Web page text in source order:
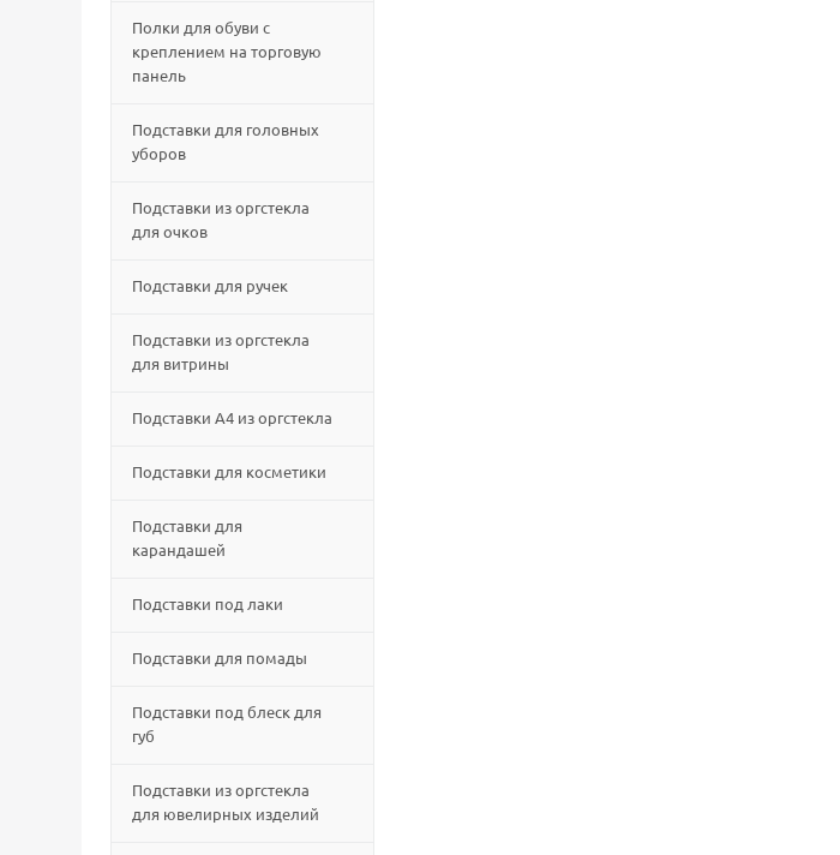
Полки для обуви с
креплением на торговую
панель
Подставки для головных
уборов
Подставки из оргстекла
для очков
Подставки для ручек
Подставки из оргстекла
для витрины
Подставки А4 из оргстекла
Подставки для косметики
Подставки для
карандашей
Подставки под лаки
Подставки для помады
Подставки под блеск для
губ
Подставки из оргстекла
для ювелирных изделий